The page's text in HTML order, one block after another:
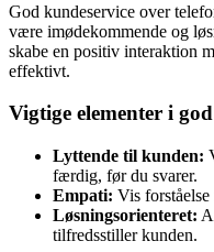
God kundeservice over
være imødekommende og
skabe en positiv interaktion
effektivt.
Vigtige elementer i
Lyttende til kunden:
færdig, før du svarer.
Empati: Vis
Løsningsorienteret:
tilfredsstiller kunden.